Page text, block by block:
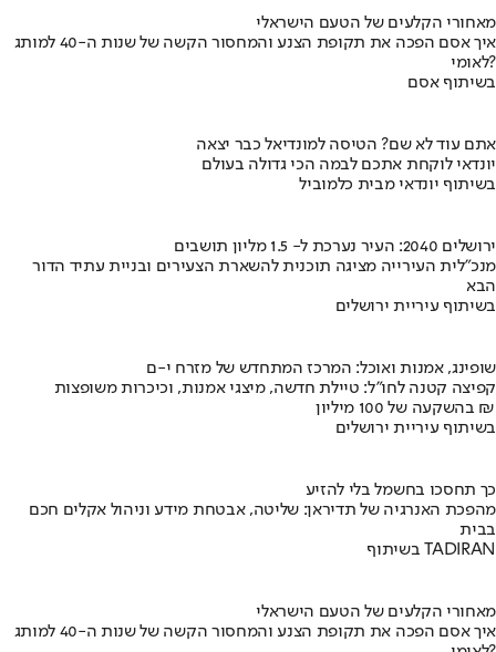
מאחורי הקלעים של הטעם הישראלי
איך אסם הפכה את תקופת הצנע והמחסור הקשה של שנות ה-40 למותג
לאומי?
בשיתוף אסם
אתם עוד לא שם? הטיסה למונדיאל כבר יצאה
יונדאי לוקחת אתכם לבמה הכי גדולה בעולם
בשיתוף יונדאי מבית כלמוביל
ירושלים 2040: העיר נערכת ל- 1.5 מליון תושבים
מנכ"לית העירייה מציגה תוכנית להשארת הצעירים ובניית עתיד הדור
הבא
בשיתוף עיריית ירושלים
שופינג, אמנות ואוכל: המרכז המתחדש של מזרח י-ם
קפיצה קטנה לחו"ל: טיילת חדשה, מיצגי אמנות, וכיכרות משופצות
בהשקעה של 100 מיליון ₪
בשיתוף עיריית ירושלים
כך תחסכו בחשמל בלי להזיע
מהפכת האנרגיה של תדיראן: שליטה, אבטחת מידע וניהול אקלים חכם
בבית
בשיתוף TADIRAN
מאחורי הקלעים של הטעם הישראלי
איך אסם הפכה את תקופת הצנע והמחסור הקשה של שנות ה-40 למותג